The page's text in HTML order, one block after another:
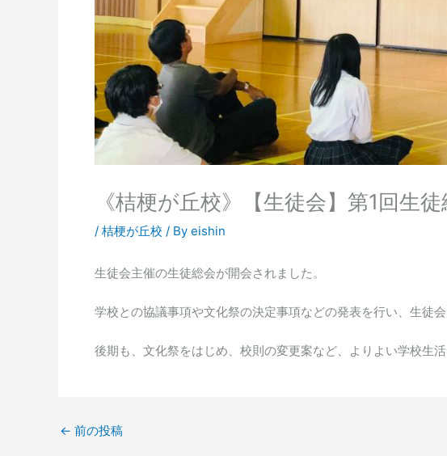
《桔梗が丘校》【生徒会】第1回生
/ 桔梗が丘校 / By eishin
生徒会主催の生徒総会が開会されました。
学校との協議事項や文化祭の決定事項などの発表を行い、生徒
後期も、文化祭をはじめ、校則の変更案など、よりよい学校生
← 前の投稿